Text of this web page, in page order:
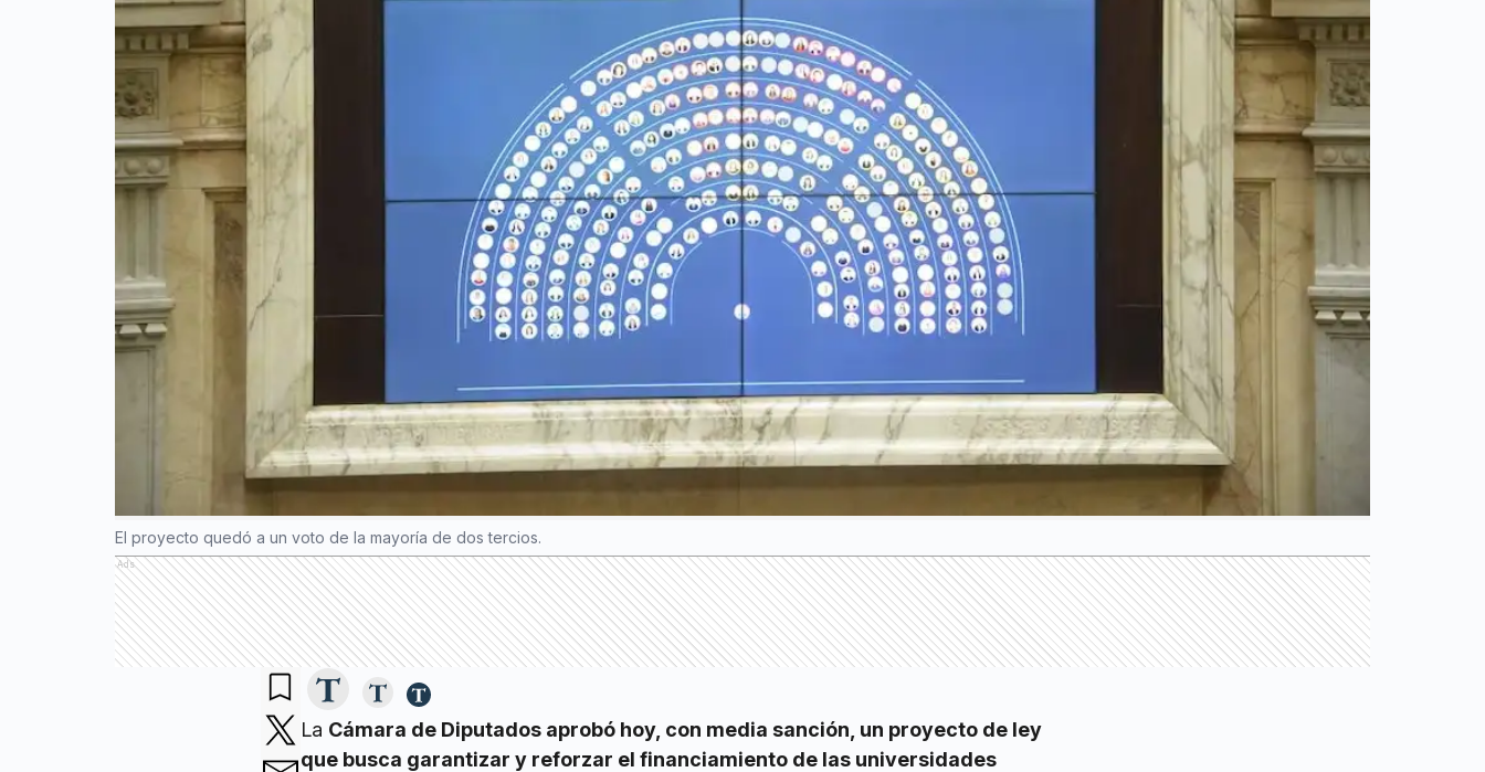
El proyecto quedó a un voto de la mayoría de dos tercios.
Ads
La Cámara de Diputados aprobó hoy, con media sanción, un proyecto de ley
que busca garantizar y reforzar el financiamiento de las universidades